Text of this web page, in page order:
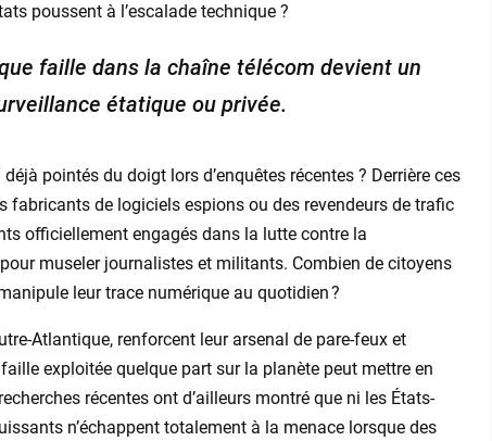
poussent à l’escalade technique ?
faille dans la chaîne télécom devient un
étatique ou privée.
pointés du doigt lors d’enquêtes récentes ? Derrière ces
fabricants de logiciels espions ou des revendeurs de trafic
officiellement engagés dans la lutte contre la
museler journalistes et militants. Combien de citoyens
leur trace numérique au quotidien ?
Atlantique, renforcent leur arsenal de pare-feux et
exploitée quelque part sur la planète peut mettre en
récentes ont d’ailleurs montré que ni les États-
n’échappent totalement à la menace lorsque des